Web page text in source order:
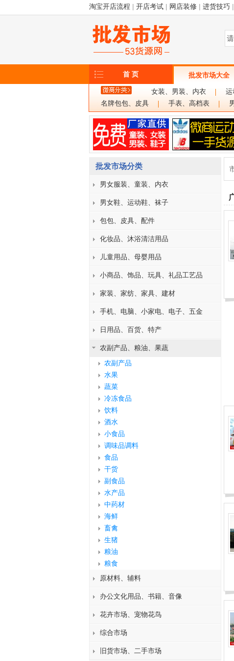
淘宝开店流程 | 开店考试 | 网店装修 | 进货技巧 |
首 页 批发市场大全
女装、男装、内衣 运
名牌包包、皮具
手表、高档表
批发市场分类
男女服装、童装、内衣
男女鞋、运动鞋、袜子
包包、皮具、配件
化妆品、沐浴清洁用品
儿童用品、母婴用品
小商品、饰品、玩具、礼品工艺品
家装、家纺、家具、建材
手机、电脑、小家电、电子、五金
日用品、百货、特产
农副产品、粮油、果蔬
农副产品
水果
蔬菜
冷冻食品
饮料
酒水
小食品
调味品调料
食品
干货
副食品
水产品
中药材
海鲜
畜禽
生猪
粮油
粮食
原材料、辅料
办公文化用品、书籍、音像
花卉市场、宠物花鸟
综合市场
旧货市场、二手市场